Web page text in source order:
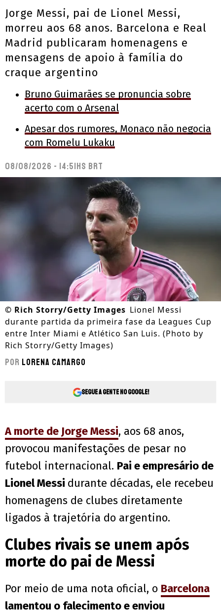
Jorge Messi, pai de Lionel Messi,
morreu aos 68 anos. Barcelona e Real
Madrid publicaram homenagens e
mensagens de apoio à família do
craque argentino
Bruno Guimarães se pronuncia sobre
acerto com o Arsenal
Apesar dos rumores, Monaco não negocia
com Romelu Lukaku
08/08/2026 - 14:51hs BRT
© Rich Storry/Getty Images Lionel Messi
durante partida da primeira fase da Leagues Cup
entre Inter Miami e Atlético San Luis. (Photo by
Rich Storry/Getty Images)
Por Lorena Camargo
Segue a gente no Google!
A morte de Jorge Messi, aos 68 anos,
provocou manifestações de pesar no
futebol internacional. Pai e empresário de
Lionel Messi durante décadas, ele recebeu
homenagens de clubes diretamente
ligados à trajetória do argentino.
Clubes rivais se unem após
morte do pai de Messi
Por meio de uma nota oficial, o Barcelona
lamentou o falecimento e enviou